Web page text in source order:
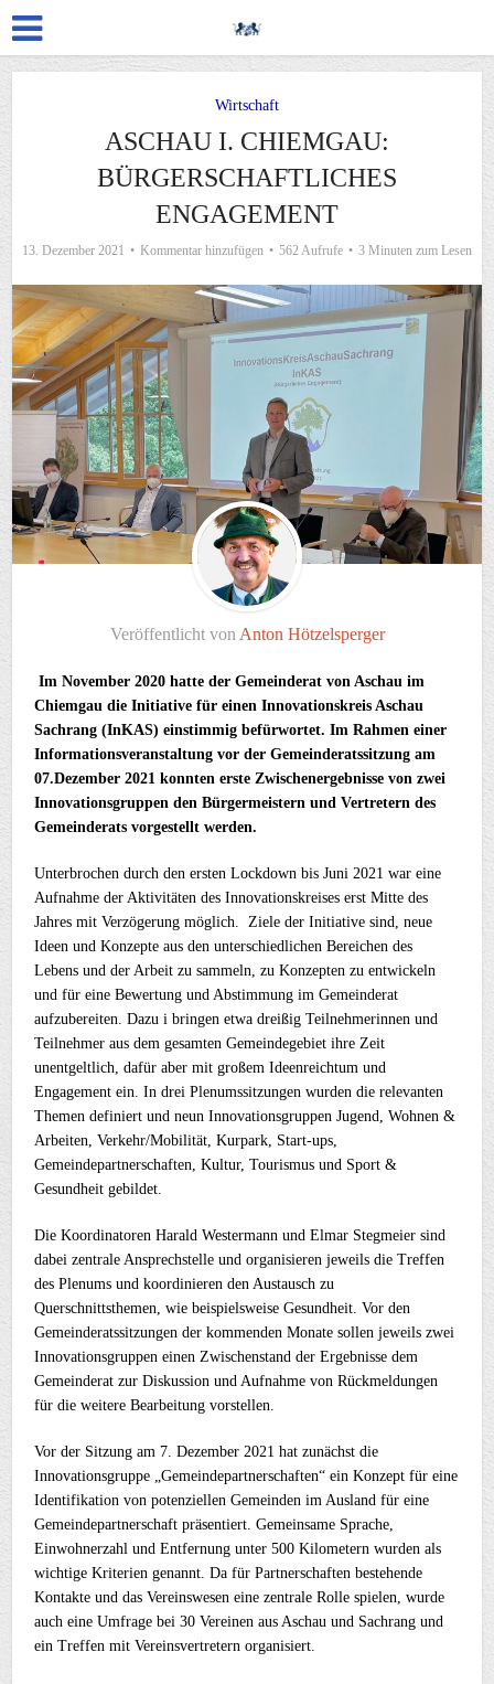
Wirtschaft
ASCHAU I. CHIEMGAU:
BÜRGERSCHAFTLICHES
ENGAGEMENT
13. Dezember 2021 Kommentar hinzufügen 562 Aufrufe 3 Minuten zum Lesen
Veröffentlicht von Anton Hötzelsperger
Im November 2020 hatte der Gemeinderat von Aschau im
Chiemgau die Initiative für einen Innovationskreis Aschau
Sachrang (InKAS) einstimmig befürwortet. Im Rahmen einer
Informationsveranstaltung vor der Gemeinderatssitzung am
07.Dezember 2021 konnten erste Zwischenergebnisse von zwei
Innovationsgruppen den Bürgermeistern und Vertretern des
Gemeinderats vorgestellt werden.
Unterbrochen durch den ersten Lockdown bis Juni 2021 war eine
Aufnahme der Aktivitäten des Innovationskreises erst Mitte des
Jahres mit Verzögerung möglich. Ziele der Initiative sind, neue
Ideen und Konzepte aus den unterschiedlichen Bereichen des
Lebens und der Arbeit zu sammeln, zu Konzepten zu entwickeln
und für eine Bewertung und Abstimmung im Gemeinderat
aufzubereiten. Dazu i bringen etwa dreißig Teilnehmerinnen und
Teilnehmer aus dem gesamten Gemeindegebiet ihre Zeit
unentgeltlich, dafür aber mit großem Ideenreichtum und
Engagement ein. In drei Plenumssitzungen wurden die relevanten
Themen definiert und neun Innovationsgruppen Jugend, Wohnen &
Arbeiten, Verkehr/Mobilität, Kurpark, Start-ups,
Gemeindepartnerschaften, Kultur, Tourismus und Sport &
Gesundheit gebildet.
Die Koordinatoren Harald Westermann und Elmar Stegmeier sind
dabei zentrale Ansprechstelle und organisieren jeweils die Treffen
des Plenums und koordinieren den Austausch zu
Querschnittsthemen, wie beispielsweise Gesundheit. Vor den
Gemeinderatssitzungen der kommenden Monate sollen jeweils zwei
Innovationsgruppen einen Zwischenstand der Ergebnisse dem
Gemeinderat zur Diskussion und Aufnahme von Rückmeldungen
für die weitere Bearbeitung vorstellen.
Vor der Sitzung am 7. Dezember 2021 hat zunächst die
Innovationsgruppe „Gemeindepartnerschaften“ ein Konzept für eine
Identifikation von potenziellen Gemeinden im Ausland für eine
Gemeindepartnerschaft präsentiert. Gemeinsame Sprache,
Einwohnerzahl und Entfernung unter 500 Kilometern wurden als
wichtige Kriterien genannt. Da für Partnerschaften bestehende
Kontakte und das Vereinswesen eine zentrale Rolle spielen, wurde
auch eine Umfrage bei 30 Vereinen aus Aschau und Sachrang und
ein Treffen mit Vereinsvertretern organisiert.